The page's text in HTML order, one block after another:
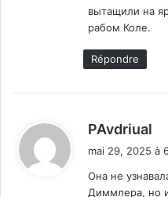
вытащили на
рабом Коле.
Répondre
PAvdriual
mai 29, 2025 à
Она не
Диммлера, но